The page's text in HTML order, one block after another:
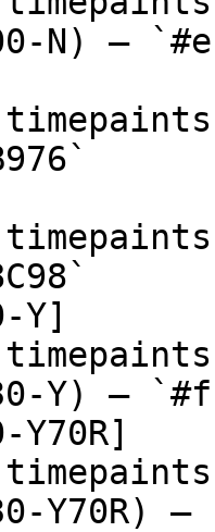
N) —
Y]
Y) —
Y70R]
Y70R)